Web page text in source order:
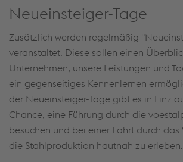
Neueinsteiger-Tage
Zusätzlich werden regelmäßig
veranstaltet. Diese sollen einen
Unternehmen, unsere Leistungen und
ein gegenseitiges Kennenlernen
der Neueinsteiger-Tage gibt es in Linz
Chance, eine Führung durch die
besuchen und bei einer Fahrt durch das
die Stahlproduktion hautnah zu erleben.